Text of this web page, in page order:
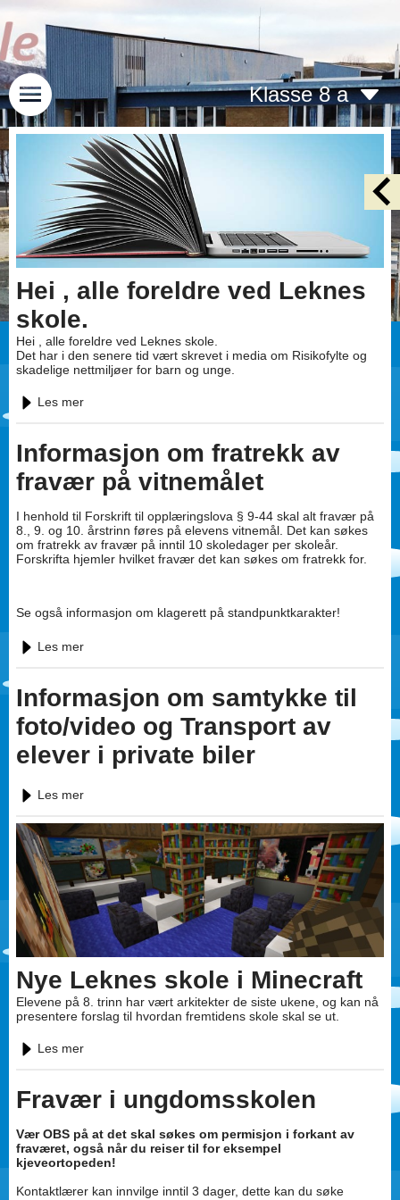
Klasse 8 a
Hei , alle foreldre ved Leknes
skole.
Hei , alle foreldre ved Leknes skole.
Det har i den senere tid vært skrevet i media om Risikofylte og
skadelige nettmiljøer for barn og unge.
Les mer
Informasjon om fratrekk av
fravær på vitnemålet
I henhold til Forskrift til opplæringslova § 9-44 skal alt fravær på
8., 9. og 10. årstrinn føres på elevens vitnemål. Det kan søkes
om fratrekk av fravær på inntil 10 skoledager per skoleår.
Forskrifta hjemler hvilket fravær det kan søkes om fratrekk for.
Se også informasjon om klagerett på standpunktkarakter!
Les mer
Informasjon om samtykke til
foto/video og Transport av
elever i private biler
Les mer
Nye Leknes skole i Minecraft
Elevene på 8. trinn har vært arkitekter de siste ukene, og kan nå
presentere forslag til hvordan fremtidens skole skal se ut.
Les mer
Fravær i ungdomsskolen
Vær OBS på at det skal søkes om permisjon i forkant av
fraværet, også når du reiser til for eksempel
kjeveortopeden!
Kontaktlærer kan innvilge inntil 3 dager, dette kan du søke